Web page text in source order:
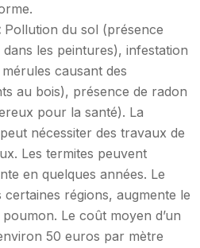
Pollution du sol (présence
dans les peintures), infestation
causant des
au bois), présence de radon
pour la santé). La
nécessiter des travaux de
Les termites peuvent
en quelques années. Le
régions, augmente le
Le coût moyen d’un
50 euros par mètre